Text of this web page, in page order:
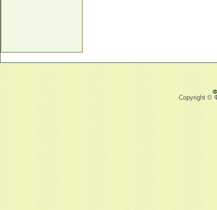
Copyright ©